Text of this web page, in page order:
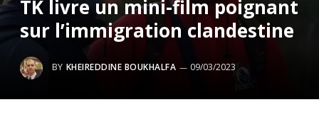
TK livre un mini-film poignant
sur l’immigration clandestine
BY KHEIREDDINE BOUKHALFA 09/03/2023